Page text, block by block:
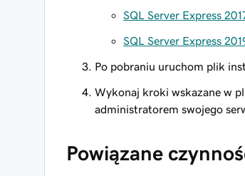
SQL Server Express
SQL Server Express
Po pobraniu uruchom plik
Wykonaj kroki wskazane w
administratorem swojego
Powiązane